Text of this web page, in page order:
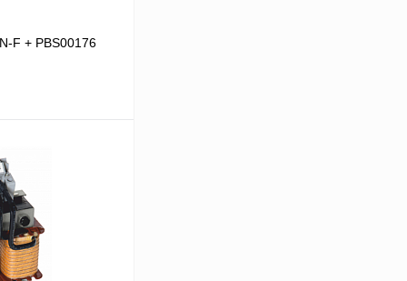
F + PBS00176
корзину
Сравнение
заказ